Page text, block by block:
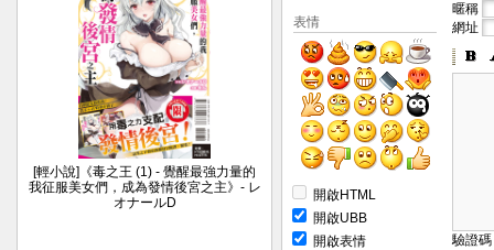
表情
開啟HTML
開啟UBB
開啟表情
暱稱
網址
驗證
[輕小說]《毒之王 (1) - 覺醒最強力量的
我征服美女們，成為發情後宮之主》- レ
オナールD